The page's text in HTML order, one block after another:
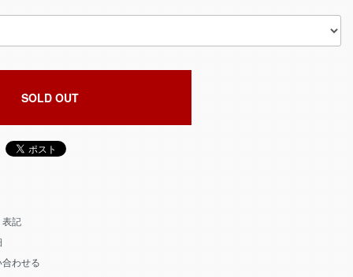
SOLD OUT
表記
わせる